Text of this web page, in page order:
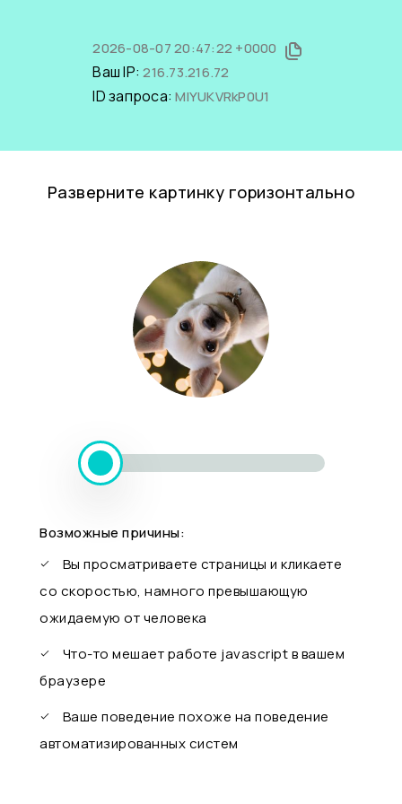
2026-08-07 20:47:22 +0000
Ваш IP:216.73.216.72
ID запроса:MlYUKVRkP0U1
Разверните картинку горизонтально
Возможные причины:
Вы просматриваете страницы и кликаете
со скоростью, намного превышающую
ожидаемую от человека
Что-то мешает работе javascript в вашем
браузере
Ваше поведение похоже на поведение
автоматизированных систем